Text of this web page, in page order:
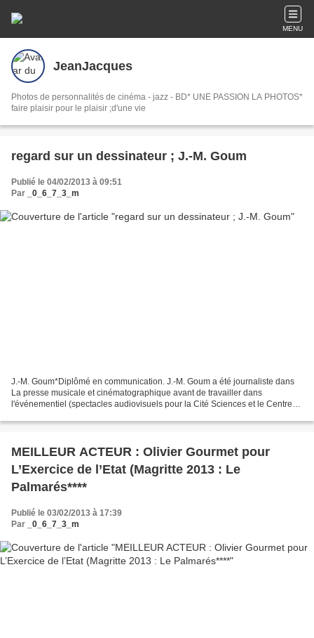
MENU
JeanJacques
Photos de personnalités de cinéma - jazz - BD* UNE PASSION LA PHOTOS*
faire plaisir pour le plaisir ;d'une vie
regard sur un dessinateur ; J.-M. Goum
Publié le 04/02/2013 à 09:51
Par
_0_6_7_3_m
J.-M. Goum*Diplômé en communication. J.-M. Goum a été journaliste dans
La presse musicale et cinématographique avant de travailler dans
l'événementiel (spectacles audiovisuels pour la Cité Sciences et le Centre
MEILLEUR ACTEUR : Olivier Gourmet pour
L’Exercice de l’Etat (Magritte 2013 : Le
Palmarés****
Publié le 03/02/2013 à 17:39
Par
_0_6_7_3_m